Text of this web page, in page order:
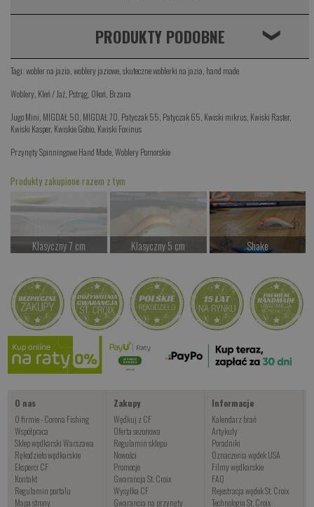
PRODUKTY PODOBNE ❮
Tagi:wobler na jazia ,woblery jaziowe ,skuteczne woblerki na jazia hand made
Woblery Kleń / Jaź Pstrąg, Okoń Brzana
Jugo Mini MIGDAŁ 50 MIGDAŁ 70 Patyczak 55 Patyczak 65 Kwiski mikrus Kwiski Raster,
Kwiski Kasper, Kwiskie Gobio Kwiski Foxinus
Przynęty Spinningowe Hand Made ,Woblery Pomorskie
Produkty zakupione razem z tym
Klasyczny 7 cm
Kup teraz >
Klasyczny 5 cm
Kup teraz >
Shake
Kup teraz >
MIGDAŁ 50
od 39.00 PLN
Kup teraz >
O nas
O firmie - Corona Fishing
Współpraca
Sklep wędkarski Warszawa
Rękodzieło wędkarskie
Eksperci CF
Kontakt
Regulamin portalu
Mapa strony
Zakupy
Wędkuj z CF
Oferta sezonowa
Regulamin sklepu
Nowości
Promocje
Gwarancja St. Croix
Wysyłka CF
Gwarancja na przynęty
Informacje
Kalendarz brań
Artykuły
Poradniki
Oznaczenia wędek USA
Filmy wędkarskie
FAQ
Rejestracja wędek St. Croix
Technologia St. Croix